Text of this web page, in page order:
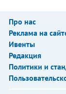
Про нас
Реклама на
Ивенты
Редакция
Политики и